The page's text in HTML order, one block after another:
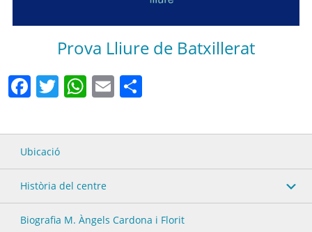
Prova Lliure de Batxillerat
Facebook
Twitter
WhatsApp
Email
Ubicació
Història del centre
Biografia M. Àngels Cardona i Florit